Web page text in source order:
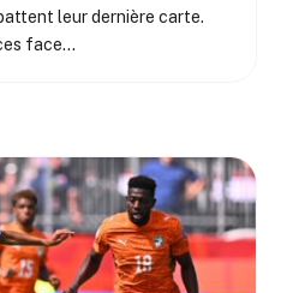
leur dernière carte.
face…